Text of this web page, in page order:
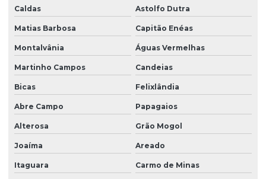
Caldas Astolfo Dutra
Matias Barbosa Capitão Enéas
Montalvânia Águas Vermelhas
Martinho Campos Candeias
Bicas Felixlândia
Abre Campo Papagaios
Alterosa Grão Mogol
Joaíma Areado
Itaguara Carmo de Minas